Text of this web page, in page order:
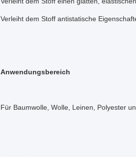
Verleiht dem Stoff antistatische
Anwendungsbereich
Für Baumwolle, Wolle, Leinen, Polyester